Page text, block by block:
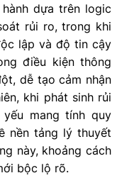
dựa trên logic
rủi ro, trong khi
lập và độ tin cậy
điều kiện thông
dễ tạo cảm nhận
khi phát sinh rủi
mang tính quy
nền tảng lý thuyết
này, khoảng cách
bộc lộ rõ.